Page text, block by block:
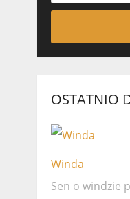
OSTATNIO
Winda
Sen o windzie